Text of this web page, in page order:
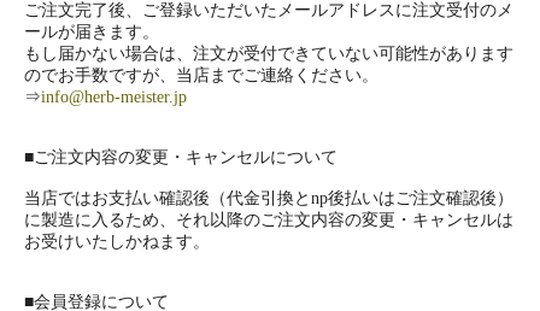
ご注文完了後、ご登録いただいたメールアドレスに注文受付のメ
ールが届きます。
もし届かない場合は、注文が受付できていない可能性があります
のでお手数ですが、当店までご連絡ください。
⇒info@herb-meister.jp
■ご注文内容の変更・キャンセルについて
当店ではお支払い確認後（代金引換とnp後払いはご注文確認後）
に製造に入るため、それ以降のご注文内容の変更・キャンセルは
お受けいたしかねます。
■会員登録について